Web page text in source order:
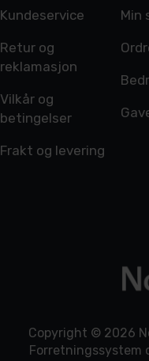
Kundeservice
Retur og
reklamasjon
Vilkår og
betingelser
Frakt og levering
Min
Copyright © 2026
Forretningssystem